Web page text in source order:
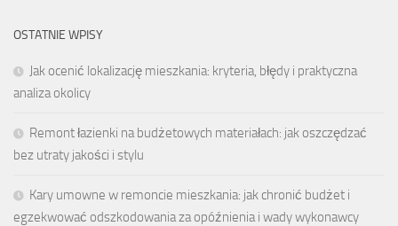
OSTATNIE WPISY
Jak ocenić lokalizację mieszkania: kryteria, błędy i praktyczna
analiza okolicy
Remont łazienki na budżetowych materiałach: jak oszczędzać
bez utraty jakości i stylu
Kary umowne w remoncie mieszkania: jak chronić budżet i
egzekwować odszkodowania za opóźnienia i wady wykonawcy